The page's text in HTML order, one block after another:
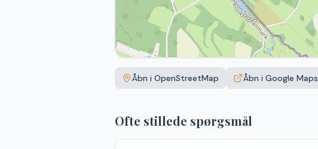
Åbn i OpenStreetMap Åbn i Google Maps
Ofte stillede spørgsmål